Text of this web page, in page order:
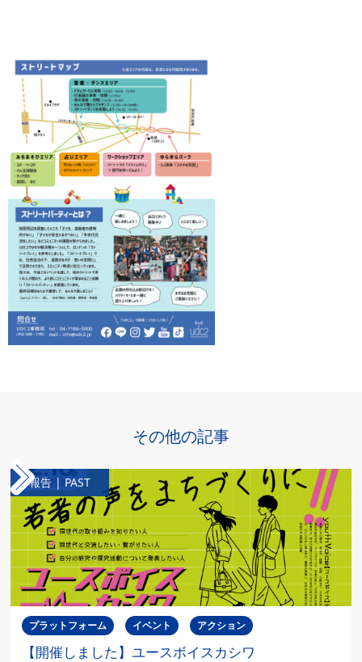
その他の記事
報告 | PAST
プラットフォーム イベント アクション
【開催しました】ユースボイスカシワ